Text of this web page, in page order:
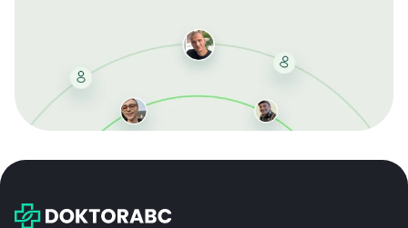
bei jeder Bestellung, erhalten schnelle Lieferung und